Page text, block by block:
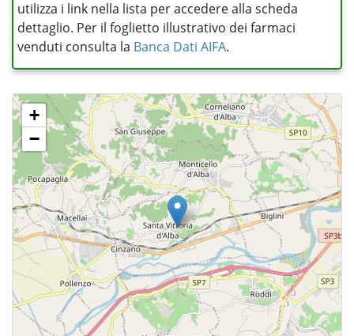
utilizza i link nella lista per accedere alla scheda
dettaglio. Per il foglietto illustrativo dei farmaci
venduti consulta la Banca Dati AIFA.
+
−